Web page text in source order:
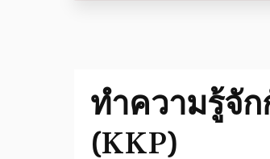
ทำความรู้จั
(KKP)